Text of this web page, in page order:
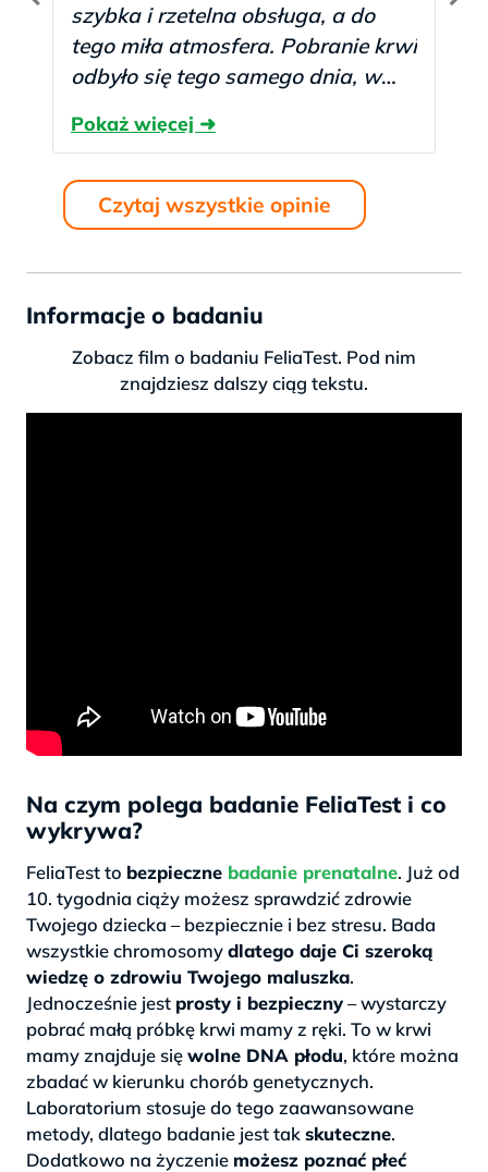
szybka i rzetelna obsługa, a do
tego miła atmosfera. Pobranie krwi
odbyło się tego samego dnia, w
otrzymałam bardzo szybko, po
badaniom odzyskałam spokój i
pewność. Polecam każdemu, kto
Czytaj wszystkie opinie
Informacje o badaniu
Zobacz film o badaniu FeliaTest. Pod nim
znajdziesz dalszy ciąg tekstu.
Na czym polega badanie FeliaTest i co
wykrywa?
FeliaTest to bezpieczne badanie prenatalne. Już od
10. tygodnia ciąży możesz sprawdzić zdrowie
Twojego dziecka – bezpiecznie i bez stresu. Bada
wszystkie chromosomydlatego daje Ci szeroką
wiedzę o zdrowiu Twojego maluszka.
Jednocześnie jest prosty i bezpieczny– wystarczy
pobrać małą próbkę krwi mamy z ręki. To w krwi
mamy znajduje sięwolne DNA płodu, które można
zbadać w kierunku chorób genetycznych.
Laboratorium stosuje do tego zaawansowane
metody, dlatego badanie jest takskuteczne.
Dodatkowo na życzenie możesz poznać płeć